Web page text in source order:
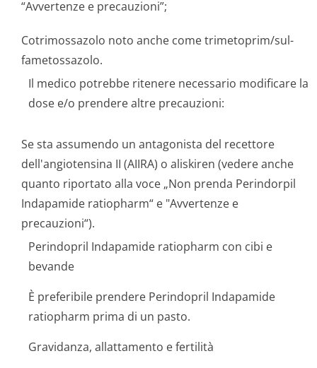
“Avvertenze e precauzioni”;
Cotrimossazolo noto anche come trimetoprim/sul­
fametossazolo.
Il medico potrebbe ritenere necessario modificare la
dose e/o prendere altre precauzioni:
Se sta assumendo un antagonista del recettore
dell'angiotensina II (AIIRA) o aliskiren (vedere anche
quanto riportato alla voce „Non prenda Perindorpil
Indapamide ratiopharm“ e "Avvertenze e
precauzioni“).
Perindopril Indapamide ratiopharm con cibi e
bevande
È preferibile prendere Perindopril Indapamide
ratiopharm prima di un pasto.
Gravidanza, allattamento e fertilità